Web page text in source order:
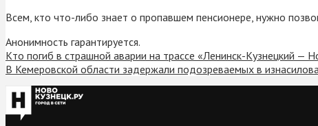
Всем, кто что-либо знает о пропавшем пенсионере, нужно
Анонимность гарантируется.
Кто погиб в страшной аварии на трассе «Ленинск-Кузнецкий —
В Кемеровской области задержали подозреваемых в